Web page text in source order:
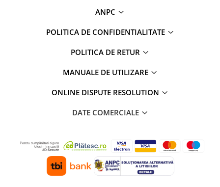
ANPC
POLITICA DE CONFIDENTIALITATE
POLITICA DE RETUR
MANUALE DE UTILIZARE
ONLINE DISPUTE RESOLUTION
DATE COMERCIALE